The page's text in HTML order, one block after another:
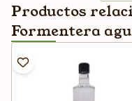
Productos
Formentera